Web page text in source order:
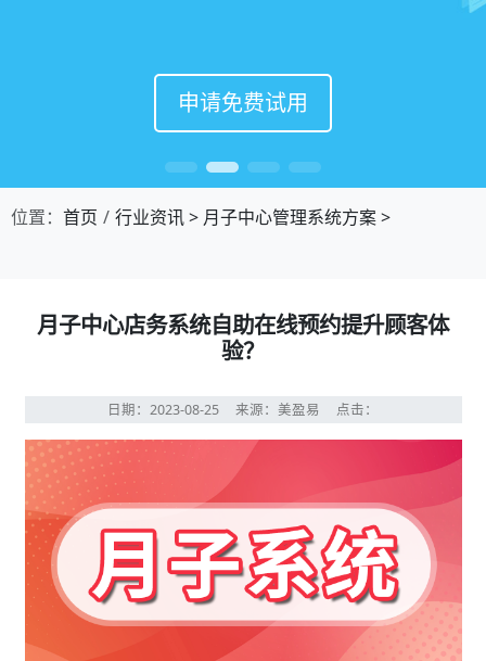
申请免费试用
申请免费试用
申请免费试用
申请免费试用
位置： 首页 行业资讯> 月子中心管理系统方案>
月子中心店务系统自助在线预约提升顾客体
验？
日期：2023-08-25 来源：美盈易 点击：